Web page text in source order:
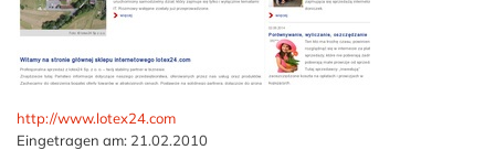
http://www.lotex24.com
Eingetragen am: 21.02.2010